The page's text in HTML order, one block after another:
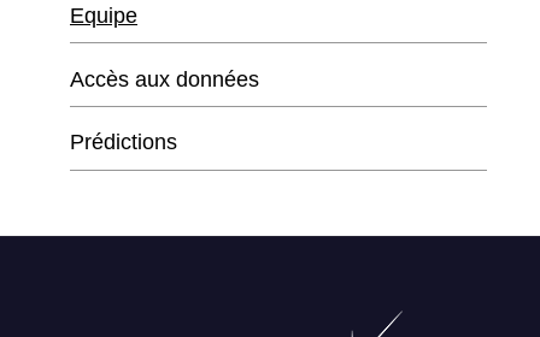
Equipe
Accès aux données
Prédictions